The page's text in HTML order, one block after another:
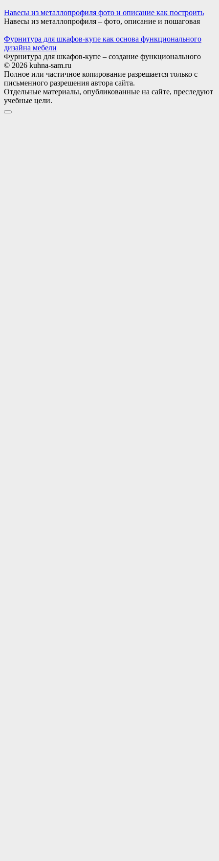
Навесы из металлопрофиля фото и описание как построить
Навесы из металлопрофиля – фото, описание и пошаговая
Фурнитура для шкафов-купе как основа функционального
дизайна мебели
Фурнитура для шкафов-купе – создание функционального
© 2026 kuhna-sam.ru
Полное или частичное копирование разрешается только с
письменного разрешения автора сайта.
Отдельные материалы, опубликованные на сайте, преследуют
учебные цели.